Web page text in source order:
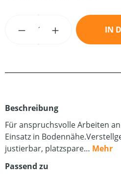
Produkt Anzahl: Gib
IN
Beschreibung
Für anspruchsvolle Arbeiten
Einsatz in
justierbar, platzspare… Mehr
Passend zu